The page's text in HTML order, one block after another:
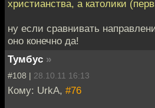
христианства, а католики
ну если сравнивать
оно конечно да!
Тумбус »
#108 | 28.10.11 16:13
Кому: UrkA, #76